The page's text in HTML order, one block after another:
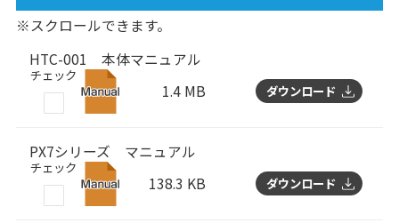
※スクロールできます。
チェック
HTC-001 本体マニュアル
1.4 MB
ダウンロード
チェック
PX7シリーズ マニュアル
138.3 KB
ダウンロード